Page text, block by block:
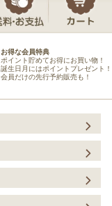
お得な会員特典
ポイント貯めてお得にお買い物！
誕生日月にはポイントプレゼント！
会員だけの先行予約販売も！